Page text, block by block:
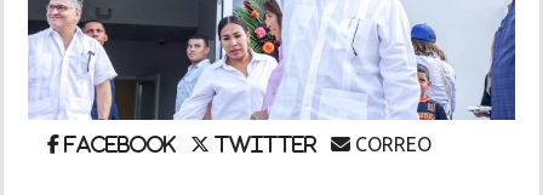
INSÓLITAS
MULTIMEDIA
Facebook Twitter CORREO